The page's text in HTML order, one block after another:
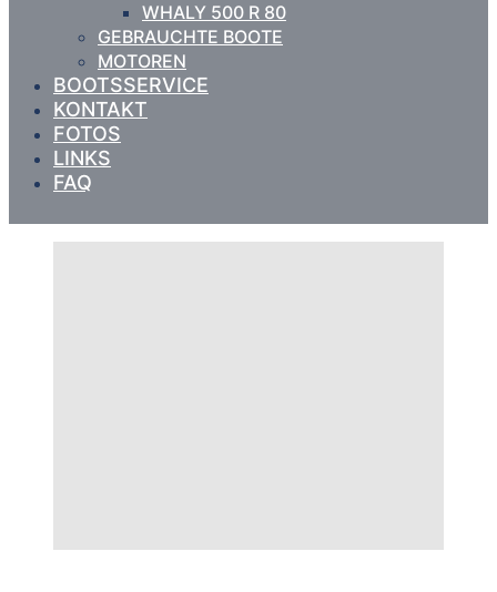
WHALY 500 R 80
GEBRAUCHTE BOOTE
MOTOREN
BOOTSSERVICE
KONTAKT
FOTOS
LINKS
FAQ